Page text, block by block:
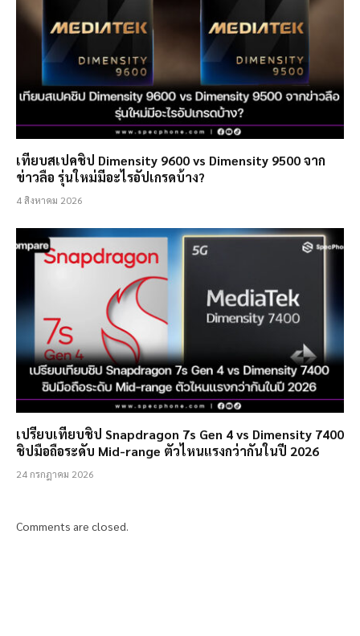
เทียบสเปคชิป Dimensity 9600 vs Dimensity 9500 จาก
ข่าวลือ รุ่นใหม่มีอะไรอัปเกรดบ้าง?
4 สิงหาคม 2026
เปรียบเทียบชิป Snapdragon 7s Gen 4 vs Dimensity 7400
ชิปมือถือระดับ Mid-range ตัวไหนแรงกว่ากันในปี 2026
24 กรกฎาคม 2026
Comments are closed.